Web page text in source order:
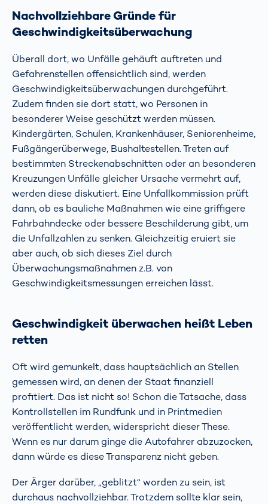
Nachvollziehbare Gründe für
Geschwindigkeitsüberwachung
Überall dort, wo Unfälle gehäuft auftreten und
Gefahrenstellen offensichtlich sind, werden
Geschwindigkeitsüberwachungen durchgeführt.
Zudem finden sie dort statt, wo Personen in
besonderer Weise geschützt werden müssen.
Kindergärten, Schulen, Krankenhäuser, Seniorenheime,
Fußgängerüberwege, Bushaltestellen. Treten auf
bestimmten Streckenabschnitten oder an besonderen
Kreuzungen Unfälle gleicher Ursache vermehrt auf,
werden diese diskutiert. Eine Unfallkommission prüft
dann, ob es bauliche Maßnahmen wie eine griffigere
Fahrbahndecke oder bessere Beschilderung gibt, um
die Unfallzahlen zu senken. Gleichzeitig eruiert sie
aber auch, ob sich dieses Ziel durch
Überwachungsmaßnahmen z.B. von
Geschwindigkeitsmessungen erreichen lässt.
Geschwindigkeit überwachen heißt Leben
retten
Oft wird gemunkelt, dass hauptsächlich an Stellen
gemessen wird, an denen der Staat finanziell
profitiert. Das ist nicht so! Schon die Tatsache, dass
Kontrollstellen im Rundfunk und in Printmedien
veröffentlicht werden, widerspricht dieser These.
Wenn es nur darum ginge die Autofahrer abzuzocken,
dann würde es diese Transparenz nicht geben.
Der Ärger darüber, „geblitzt“ worden zu sein, ist
durchaus nachvollziehbar. Trotzdem sollte klar sein,